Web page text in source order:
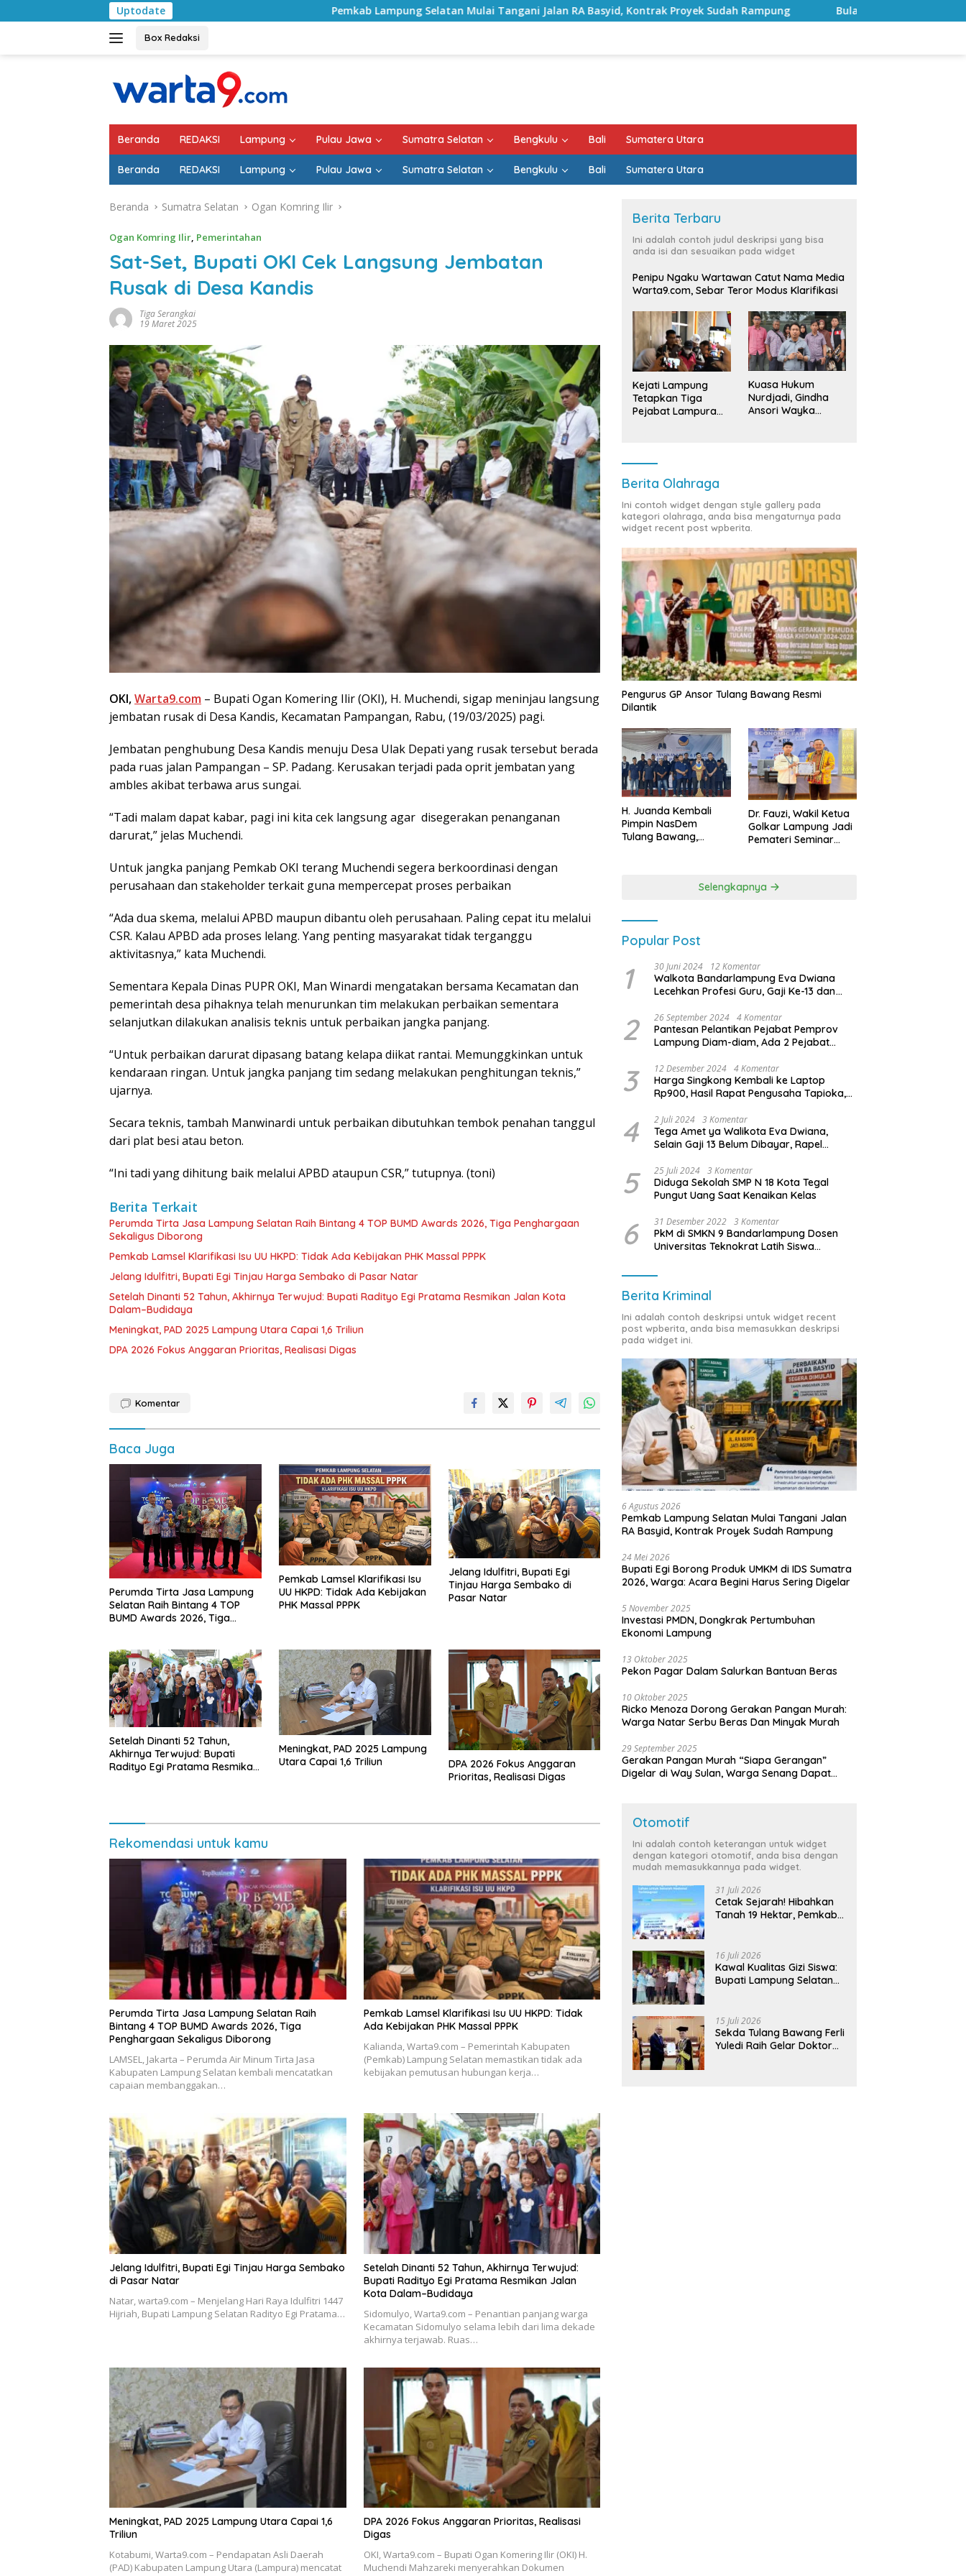
ke
Uptodate Pemkab Lampung Selatan Mulai Tangani Jalan RA Basyid, Kontrak Proyek Sudah Rampung Bulan Kemerdekaan, Bupati Lampung Selatan Ajak
Box Redaksi
Beranda REDAKSI Lampung Pulau Jawa Sumatra Selatan Bengkulu Bali Sumatera Utara
Beranda REDAKSI Lampung Pulau Jawa Sumatra Selatan Bengkulu Bali Sumatera Utara
Beranda Sumatra Selatan Ogan Komring Ilir
Ogan Komring Ilir, Pemerintahan
Sat-Set, Bupati OKI Cek Langsung Jembatan
Rusak di Desa Kandis
Tiga Serangkai
19 Maret 2025
OKI,Warta9.com – Bupati Ogan Komering Ilir (OKI), H. Muchendi, sigap meninjau langsung
jembatan rusak di Desa Kandis, Kecamatan Pampangan, Rabu, (19/03/2025) pagi.
Jembatan penghubung Desa Kandis menuju Desa Ulak Depati yang rusak tersebut berada
pada ruas jalan Pampangan – SP. Padang. Kerusakan terjadi pada oprit jembatan yang
ambles akibat terbawa arus sungai.
“Tadi malam dapat kabar, pagi ini kita cek langsung agar disegerakan penanganan
darurat,” jelas Muchendi.
Untuk jangka panjang Pemkab OKI terang Muchendi segera berkoordinasi dengan
perusahaan dan stakeholder terkait guna mempercepat proses perbaikan
“Ada dua skema, melalui APBD maupun dibantu oleh perusahaan. Paling cepat itu melalui
CSR. Kalau APBD ada proses lelang. Yang penting masyarakat tidak terganggu
aktivitasnya,” kata Muchendi.
Sementara Kepala Dinas PUPR OKI, Man Winardi mengatakan bersama Kecamatan dan
pemerintah desa pihaknya telah menurunkan tim melakukan perbaikan sementara
selanjutkan dilakukan analisis teknis untuk perbaikan jangka panjang.
“Untuk perbaikan darurat dipasang batang kelapa diikat rantai. Memunggkinkan untuk
kendaraan ringan. Untuk jangka panjang tim sedang melakukan penghitungan teknis,”
ujarnya.
Secara teknis, tambah Manwinardi untuk perbaikan dibutuhkan tembok penahan tanggul
dari plat besi atau beton.
“Ini tadi yang dihitung baik melalui APBD ataupun CSR,” tutupnya. (toni)
Berita Terkait
Perumda Tirta Jasa Lampung Selatan Raih Bintang 4 TOP BUMD Awards 2026, Tiga Penghargaan
Sekaligus Diborong
Pemkab Lamsel Klarifikasi Isu UU HKPD: Tidak Ada Kebijakan PHK Massal PPPK
Jelang Idulfitri, Bupati Egi Tinjau Harga Sembako di Pasar Natar
Setelah Dinanti 52 Tahun, Akhirnya Terwujud: Bupati Radityo Egi Pratama Resmikan Jalan Kota
Dalam–Budidaya
Meningkat, PAD 2025 Lampung Utara Capai 1,6 Triliun
DPA 2026 Fokus Anggaran Prioritas, Realisasi Digas
Komentar
Baca Juga
Perumda Tirta Jasa Lampung
Selatan Raih Bintang 4 TOP
BUMD Awards 2026, Tiga
Pemkab Lamsel Klarifikasi Isu
UU HKPD: Tidak Ada Kebijakan
PHK Massal PPPK
Jelang Idulfitri, Bupati Egi
Tinjau Harga Sembako di
Pasar Natar
Setelah Dinanti 52 Tahun,
Akhirnya Terwujud: Bupati
Radityo Egi Pratama Resmikan
Meningkat, PAD 2025 Lampung
Utara Capai 1,6 Triliun
DPA 2026 Fokus Anggaran
Prioritas, Realisasi Digas
Rekomendasi untuk kamu
Perumda Tirta Jasa Lampung Selatan Raih
Bintang 4 TOP BUMD Awards 2026, Tiga
Penghargaan Sekaligus Diborong
LAMSEL, Jakarta – Perumda Air Minum Tirta Jasa
Kabupaten Lampung Selatan kembali mencatatkan
capaian membanggakan…
Pemkab Lamsel Klarifikasi Isu UU HKPD: Tidak
Ada Kebijakan PHK Massal PPPK
Kalianda, Warta9.com – Pemerintah Kabupaten
(Pemkab) Lampung Selatan memastikan tidak ada
kebijakan pemutusan hubungan kerja…
Jelang Idulfitri, Bupati Egi Tinjau Harga Sembako
di Pasar Natar
Natar, warta9.com – Menjelang Hari Raya Idulfitri 1447
Hijriah, Bupati Lampung Selatan Radityo Egi Pratama…
Setelah Dinanti 52 Tahun, Akhirnya Terwujud:
Bupati Radityo Egi Pratama Resmikan Jalan
Kota Dalam–Budidaya
Sidomulyo, Warta9.com – Penantian panjang warga
Kecamatan Sidomulyo selama lebih dari lima dekade
akhirnya terjawab. Ruas…
Meningkat, PAD 2025 Lampung Utara Capai 1,6
Triliun
Kotabumi, Warta9.com – Pendapatan Asli Daerah
(PAD) Kabupaten Lampung Utara (Lampura) mencatat
DPA 2026 Fokus Anggaran Prioritas, Realisasi
Digas
OKI, Warta9.com – Bupati Ogan Komering Ilir (OKI) H.
Muchendi Mahzareki menyerahkan Dokumen
Berita Terbaru
Ini adalah contoh judul deskripsi yang bisa
anda isi dan sesuaikan pada widget
Penipu Ngaku Wartawan Catut Nama Media
Warta9.com, Sebar Teror Modus Klarifikasi
Kejati Lampung
Tetapkan Tiga
Pejabat Lampura
Kuasa Hukum
Nurdjadi, Gindha
Ansori Wayka
Berita Olahraga
Ini contoh widget dengan style gallery pada
kategori olahraga, anda bisa mengaturnya pada
widget recent post wpberita.
Pengurus GP Ansor Tulang Bawang Resmi
Dilantik
H. Juanda Kembali
Pimpin NasDem
Tulang Bawang,
Dr. Fauzi, Wakil Ketua
Golkar Lampung Jadi
Pemateri Seminar
Kebangsaan
Selengkapnya
Popular Post
1 30 Juni 2024 12 Komentar
Walkota Bandarlampung Eva Dwiana
Lecehkan Profesi Guru, Gaji Ke-13 dan
2 26 September 2024 4 Komentar
Pantesan Pelantikan Pejabat Pemprov
Lampung Diam-diam, Ada 2 Pejabat
3 12 Desember 2024 4 Komentar
Harga Singkong Kembali ke Laptop
Rp900, Hasil Rapat Pengusaha Tapioka,
Lampung
4 2 Juli 2024 3 Komentar
Tega Amet ya Walikota Eva Dwiana,
Selain Gaji 13 Belum Dibayar, Rapel
Dibayar
5 25 Juli 2024 3 Komentar
Diduga Sekolah SMP N 18 Kota Tegal
Pungut Uang Saat Kenaikan Kelas
6 31 Desember 2022 3 Komentar
PkM di SMKN 9 Bandarlampung Dosen
Universitas Teknokrat Latih Siswa
Berita Kriminal
Ini adalah contoh deskripsi untuk widget recent
post wpberita, anda bisa memasukkan deskripsi
pada widget ini.
6 Agustus 2026
Pemkab Lampung Selatan Mulai Tangani Jalan
RA Basyid, Kontrak Proyek Sudah Rampung
24 Mei 2026
Bupati Egi Borong Produk UMKM di IDS Sumatra
2026, Warga: Acara Begini Harus Sering Digelar
5 November 2025
Investasi PMDN, Dongkrak Pertumbuhan
Ekonomi Lampung
13 Oktober 2025
Pekon Pagar Dalam Salurkan Bantuan Beras
10 Oktober 2025
Ricko Menoza Dorong Gerakan Pangan Murah:
Warga Natar Serbu Beras Dan Minyak Murah
29 September 2025
Gerakan Pangan Murah “Siapa Gerangan”
Digelar di Way Sulan, Warga Senang Dapat
Otomotif
Ini adalah contoh keterangan untuk widget
dengan kategori otomotif, anda bisa dengan
mudah memasukkannya pada widget.
31 Juli 2026
Cetak Sejarah! Hibahkan
Tanah 19 Hektar, Pemkab
Terintegrasi Pertama di
Lampung
16 Juli 2026
Kawal Kualitas Gizi Siswa:
Bupati Lampung Selatan
Bergizi Gratis di Natar
15 Juli 2026
Sekda Tulang Bawang Ferli
Yuledi Raih Gelar Doktor